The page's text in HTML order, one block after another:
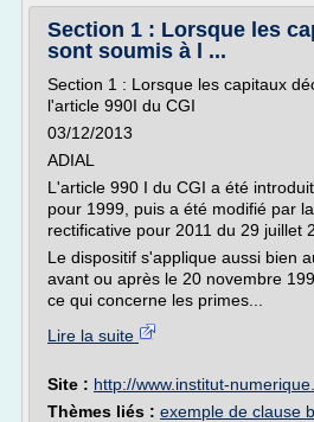
Section 1 : Lorsque les
sont soumis à l ...
Section 1 : Lorsque les capitaux
l'article 990I du CGI
03/12/2013
ADIAL
L'article 990 I du CGI a été
pour 1999, puis a été modifié par
rectificative pour 2011 du 29 juillet
Le dispositif s'applique aussi bien
avant ou après le 20 novembre
ce qui concerne les primes...
Lire la suite
Site : http://www.institut-
Thèmes liés : exemple de clause